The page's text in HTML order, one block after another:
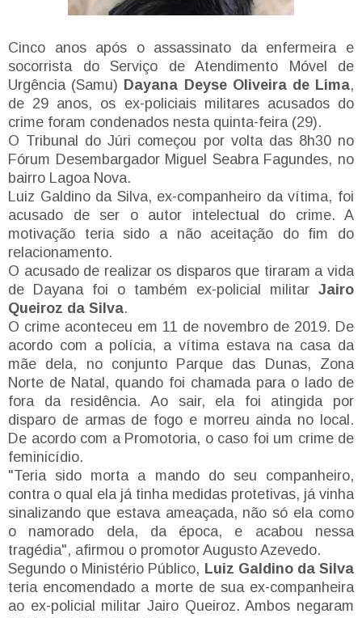
Cinco anos após o assassinato da enfermeira e
socorrista do Serviço de Atendimento Móvel de
Urgência (Samu) Dayana Deyse Oliveira de Lima,
de 29 anos, os ex-policiais militares acusados do
crime foram condenados nesta quinta-feira (29).
O Tribunal do Júri começou por volta das 8h30 no
Fórum Desembargador Miguel Seabra Fagundes, no
bairro Lagoa Nova.
Luiz Galdino da Silva, ex-companheiro da vítima, foi
acusado de ser o autor intelectual do crime. A
motivação teria sido a não aceitação do fim do
relacionamento.
O acusado de realizar os disparos que tiraram a vida
de Dayana foi o também ex-policial militar Jairo
Queiroz da Silva.
O crime aconteceu em 11 de novembro de 2019. De
acordo com a polícia, a vítima estava na casa da
mãe dela, no conjunto Parque das Dunas, Zona
Norte de Natal, quando foi chamada para o lado de
fora da residência. Ao sair, ela foi atingida por
disparo de armas de fogo e morreu ainda no local.
De acordo com a Promotoria, o caso foi um crime de
feminicídio.
"Teria sido morta a mando do seu companheiro,
contra o qual ela já tinha medidas protetivas, já vinha
sinalizando que estava ameaçada, não só ela como
o namorado dela, da época, e acabou nessa
tragédia", afirmou o promotor Augusto Azevedo.
Segundo o Ministério Público, Luiz Galdino da Silva
teria encomendado a morte de sua ex-companheira
ao ex-policial militar Jairo Queiroz. Ambos negaram